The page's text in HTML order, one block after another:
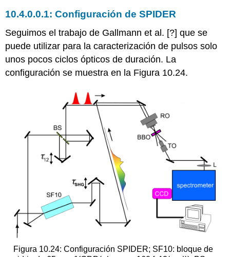
Configuración de SPIDER
Seguimos el trabajo de Gallmann et al. [?] que se
puede utilizar para la caracterización de pulsos solo
unos pocos ciclos ópticos de duración. La
configuración se muestra en la Figura 10.24.
Figura 10.24: Configuración SPIDER; SF10: bloque de